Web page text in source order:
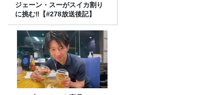
ジェーン・スーがスイカ割り
に挑む‼【#278放送後記】